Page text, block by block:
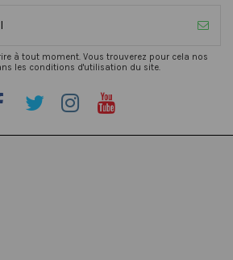
à tout moment. Vous trouverez pour cela nos
les conditions d'utilisation du site.